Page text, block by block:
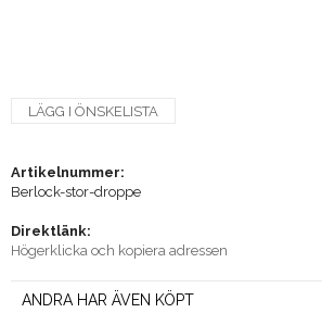
LÄGG I ÖNSKELISTA
Artikelnummer:
Berlock-stor-droppe
Direktlänk:
Högerklicka och kopiera adressen
ANDRA HAR ÄVEN KÖPT